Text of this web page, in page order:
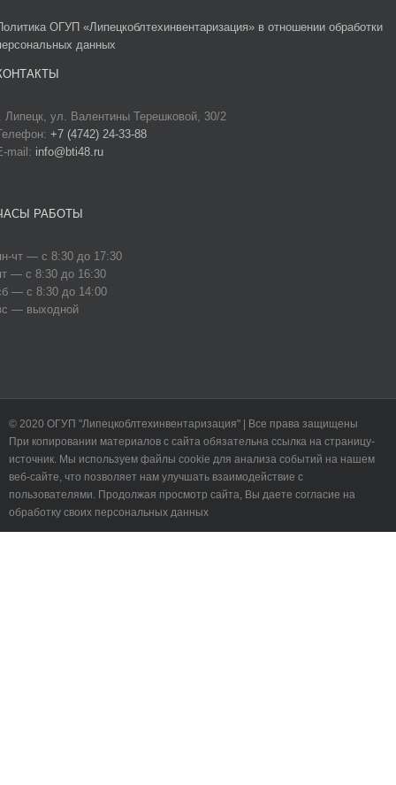
ОГУП «Липецкоблтехинвентаризация» в отношении обработки
данных
Липецк, ул. Валентины Терешковой, 30/2
+7 (4742) 24-33-88
mail: info@bti48.ru
РАБОТЫ
чт — с 8:30 до 17:30
— с 8:30 до 16:30
— с 8:30 до 14:00
— выходной
© 2020 ОГУП "Липецкоблтехинвентаризация" | Все права защищены
При копировании материалов с сайта обязательна ссылка на страницу-
источник. Мы используем файлы cookie для анализа событий на нашем
веб-сайте, что позволяет нам улучшать взаимодействие с
пользователями. Продолжая просмотр сайта, Вы даете согласие на
обработку своих персональных данных